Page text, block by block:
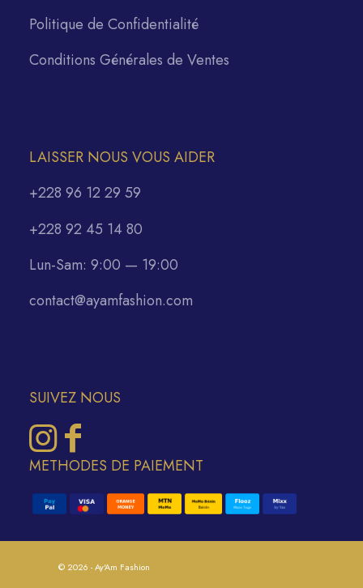
Politique de Confidentialité
Conditions Générales de Ventes
LAISSER NOUS VOUS AIDER
+228 96 12 29 59
+228 92 45 14 80
Lun-Sam: 9:00 — 19:00
contact@ayamfashion.com
SUIVEZ NOUS
METHODES DE PAIEMENT
© 2026 - Ay'Am Fashion